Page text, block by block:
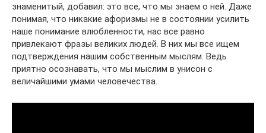
знаменитый, добавил: это все, что мы знаем о ней. Даже
понимая, что никакие афоризмы не в состоянии усилить
наше понимание влюбленности, нас все равно
привлекают фразы великих людей. В них мы все ищем
подтверждения нашим собственным мыслям. Ведь
приятно осознавать, что мы мыслим в унисон с
величайшими умами человечества.